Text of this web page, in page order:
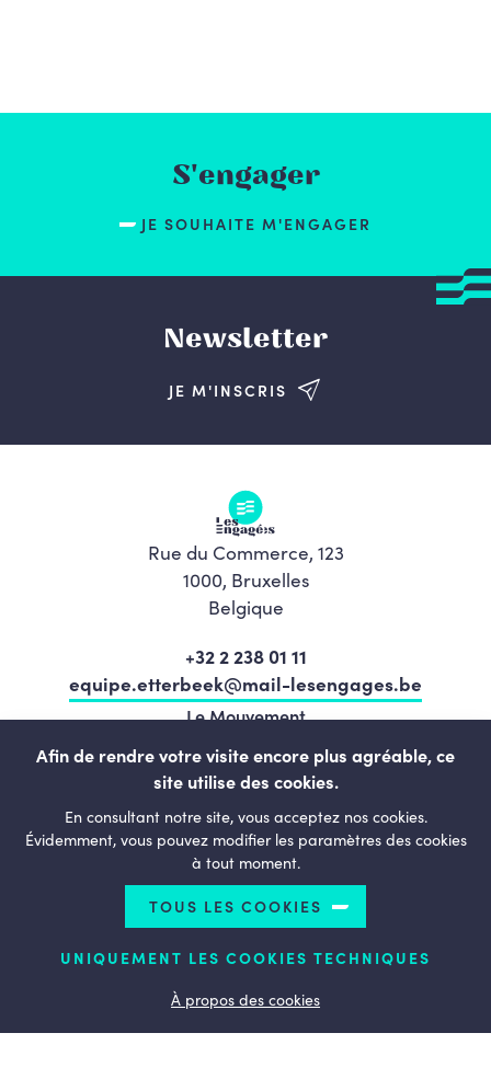
S'engager
JE SOUHAITE M'ENGAGER
Newsletter
JE M'INSCRIS
Rue du Commerce, 123
1000, Bruxelles
Belgique
+32 2 238 01 11
equipe.etterbeek@mail-lesengages.be
Le Mouvement
Programme
L’équipe
Actualités
Agenda
Contact
LESENGAGÉS.BE
© Copyright 2026 Les Engagés - Etterbeek - All rights
Afin de rendre votre visite encore plus agréable, ce
site utilise des cookies.
En consultant notre site, vous acceptez nos cookies.
Évidemment, vous pouvez modifier les paramètres des cookies
à tout moment.
TOUS LES COOKIES
UNIQUEMENT LES COOKIES TECHNIQUES
À propos des cookies